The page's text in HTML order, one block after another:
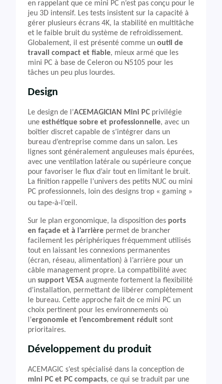
en rappelant que ce mini PC n’est pas conçu pour le
jeu 3D intensif. Les tests insistent sur la capacité à
gérer plusieurs écrans 4K, la stabilité en multitâche
et le faible bruit du système de refroidissement.
Globalement, il est présenté comme un outil de
travail compact et fiable, mieux armé que les
mini PC à base de Celeron ou N5105 pour les
tâches un peu plus lourdes.
Design
Le design de l’ACEMAGICIAN Mini PC privilégie
une esthétique sobre et professionnelle, avec un
boîtier discret capable de s’intégrer dans un
bureau d’entreprise comme dans un salon. Les
lignes sont généralement anguleuses mais épurées,
avec une ventilation latérale ou supérieure conçue
pour favoriser le flux d’air tout en limitant le bruit.
La finition rappelle l’univers des petits NUC ou mini
PC professionnels, loin des designs trop « gaming »
ou tape‑à‑l’œil.
Sur le plan ergonomique, la disposition des ports
en façade et à l’arrière permet de brancher
facilement les périphériques fréquemment utilisés
tout en laissant les connexions permanentes
(écran, réseau, alimentation) à l’arrière pour un
câble management propre. La compatibilité avec
un support VESA augmente fortement la flexibilité
d’installation, permettant de libérer complètement
le bureau. Cette approche fait de ce mini PC un
choix pertinent pour les environnements où
l’ergonomie et l’encombrement réduit sont
prioritaires.
Développement du produit
ACEMAGIC s’est spécialisé dans la conception de
mini PC et PC compacts, ce qui se traduit par une